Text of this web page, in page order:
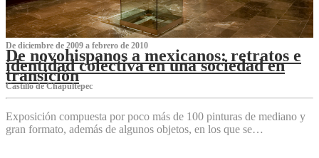
De diciembre de 2009 a febrero de 2010
De novohispanos a mexicanos: retratos e
identidad colectiva en una sociedad en
transición
Castillo de Chapultepec
Exposición compuesta por poco más de 100 pinturas de mediano y
gran formato, además de algunos objetos, en los que se…